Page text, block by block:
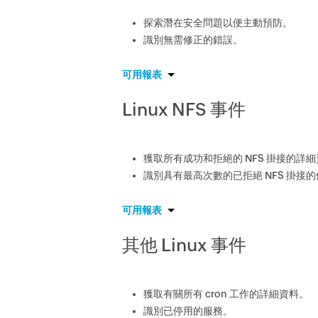
探索潛在安全問題以便主動預防。
識別無需修正的錯誤。
可用報表
Linux NFS 事件
獲取所有成功和拒絕的 NFS 掛接的詳細
識別具有最高次數的已拒絕 NFS 掛接的
可用報表
其他 Linux 事件
獲取有關所有 cron 工作的詳細資料。
識別已停用的服務。